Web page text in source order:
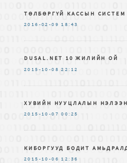
ТӨЛБӨРГҮЙ КАССЫН СИСТЕМ
2016-02-09 18:43
DUSAL.NET 10 ЖИЛИЙН ОЙ
2015-10-08 22:12
ХУВИЙН НУУЦЛАЛЫН
2015-10-07 00:25
КИБОРГУУД БОДИТ
2015-10-06 12:36